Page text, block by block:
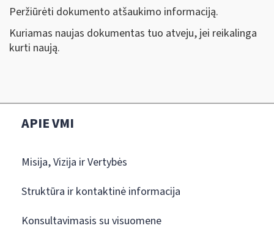
Peržiūrėti dokumento atšaukimo informaciją.
Kuriamas naujas dokumentas tuo atveju, jei reikalinga
kurti naują.
APIE VMI
Misija, Vizija ir Vertybės
Struktūra ir kontaktinė informacija
Konsultavimasis su visuomene